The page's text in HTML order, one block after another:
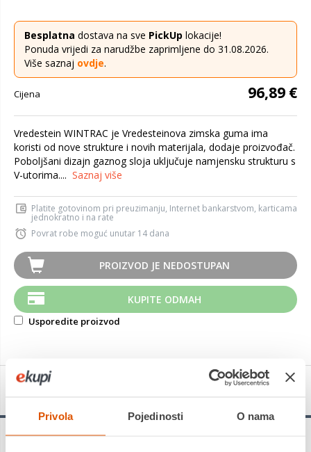
Privola Pojedinosti O nama
Besplatna dostava na sve PickUp lokacije!
Ponuda vrijedi za narudžbe zaprimljene do 31.08.2026.
Više saznaj ovdje.
Cijena 96,89 €
Vredestein WINTRAC je Vredesteinova zimska guma ima
koristi od nove strukture i novih materijala, dodaje proizvođač.
Poboljšani dizajn gaznog sloja uključuje namjensku strukturu s
V-utorima.... Saznaj više
Platite gotovinom pri preuzimanju, Internet bankarstvom, karticama
jednokratno i na rate
Povrat robe moguć unutar 14 dana
PROIZVOD JE NEDOSTUPAN
KUPITE ODMAH
Usporedite proizvod
Detalji proizvoda